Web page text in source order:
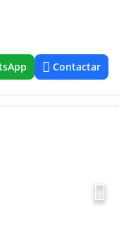
Contactar